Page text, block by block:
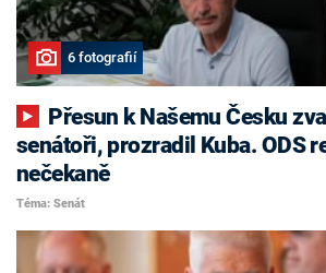
6 fotografií
senátoři, prozradil Kuba. ODS
nečekaně
Téma: Senát